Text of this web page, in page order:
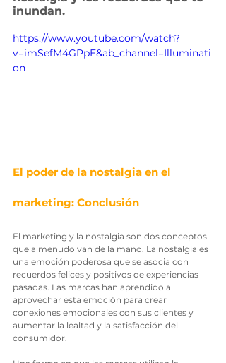
inundan.
https://www.youtube.com/watch?
v=imSefM4GPpE&ab_channel=Illuminati
on
El poder de la nostalgia en el
marketing: Conclusión
El marketing y la nostalgia son dos conceptos
que a menudo van de la mano. La nostalgia es
una emoción poderosa que se asocia con
recuerdos felices y positivos de experiencias
pasadas. Las marcas han aprendido a
aprovechar esta emoción para crear
conexiones emocionales con sus clientes y
aumentar la lealtad y la satisfacción del
consumidor.